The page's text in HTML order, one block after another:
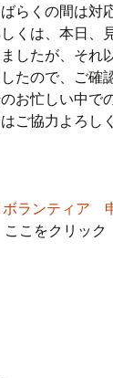
らくの間は対
くは、本日、
したが、それ
たので、ご確
お忙しい中で
ご協力よろし
ボランティ
ここをクリック